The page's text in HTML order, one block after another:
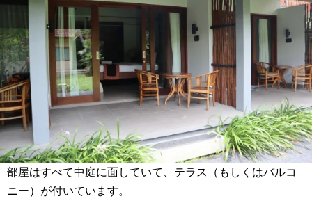
部屋はすべて中庭に面していて、テラス（もしくはバルコ
ニー）が付いています。